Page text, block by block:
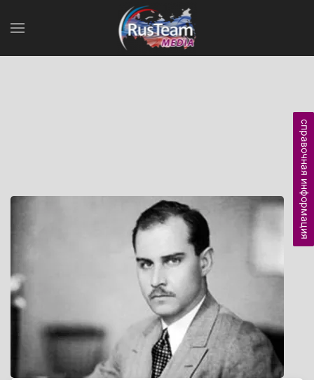
справочная информация